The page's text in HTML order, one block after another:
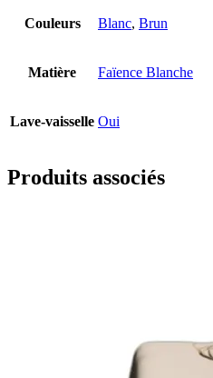
Couleurs Blanc, Brun
Matière Faïence Blanche
Lave-vaisselle Oui
Produits associés